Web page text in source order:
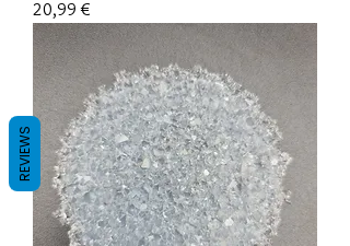
Prix
20,99 €
REVIEWS